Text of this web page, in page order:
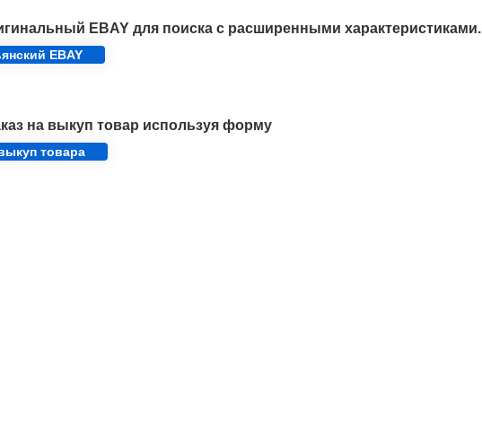
EBAY для поиска с расширенными характеристиками.
EBAY
на выкуп товар используя форму
товара